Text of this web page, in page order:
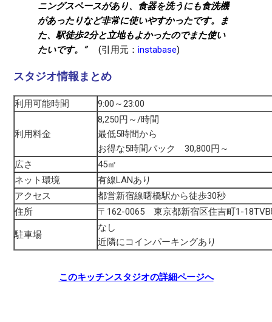
ニングスペースがあり、食器を洗うにも食洗機
があったりなど非常に使いやすかったです。ま
た、駅徒歩2分と立地もよかったのでまた使い
たいです。”
(引用元：instabase)
スタジオ情報まとめ
利用可能時間 9:00～23:00
利用料金
8,250円～/時間
最低5時間から
お得な5時間パック 30,800円～
広さ
45㎡
ネット環境
有線LANあり
アクセス
都営新宿線曙橋駅から徒歩30秒
住所
〒162-0065 東京都新宿区住吉町1-
駐車場
なし
近隣にコインパーキングあり
このキッチンスタジオの詳細ページへ